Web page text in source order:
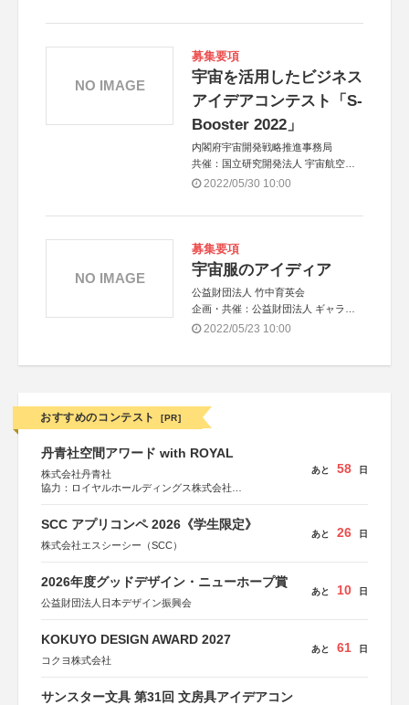
募集要項
宇宙を活用したビジネス
アイデアコンテスト「S-
Booster 2022」
内閣府宇宙開発戦略推進事務局
共催：国立研究開発法人 宇宙航空研
究開発機構（JAXA）、国立研究開発
開発機関（GISTDA）
2022/05/30 10:00
NO IMAGE
募集要項
宇宙服のアイディア
公益財団法人 竹中育英会
企画・共催：公益財団法人 ギャラリ
ー エー クワッド
2022/05/23 10:00
NO IMAGE
おすすめのコンテスト [PR]
丹青社空間アワード with ROYAL
株式会社丹青社
協力：ロイヤルホールディングス株式会社
あと 58 日
SCC アプリコンペ 2026《学生限定》
株式会社エスシーシー（SCC）
あと 26 日
2026年度グッドデザイン・ニューホープ賞
公益財団法人日本デザイン振興会
あと 10 日
KOKUYO DESIGN AWARD 2027
コクヨ株式会社
あと 61 日
サンスター文具 第31回 文房具アイデアコン